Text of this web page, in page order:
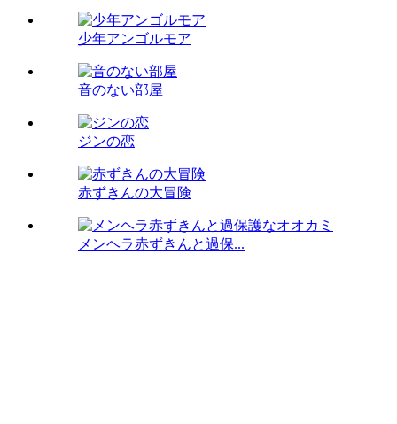
少年アンゴルモア
音のない部屋
ジンの恋
赤ずきんの大冒険
メンヘラ赤ずきんと過保...